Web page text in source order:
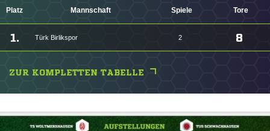
Platz Mannschaft Spiele Tore
1. Türk Birlikspor 2 8
ZUR KOMPLETTEN TABELLE